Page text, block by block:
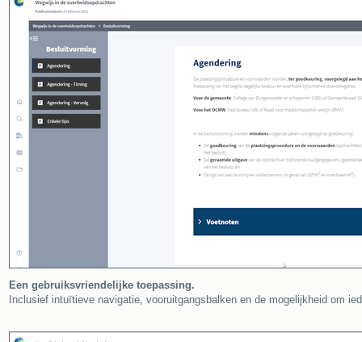
Een gebruiksvriendelijke toepassing.
Inclusief intuïtieve navigatie, vooruitgangsbalken en de mogelijkheid om